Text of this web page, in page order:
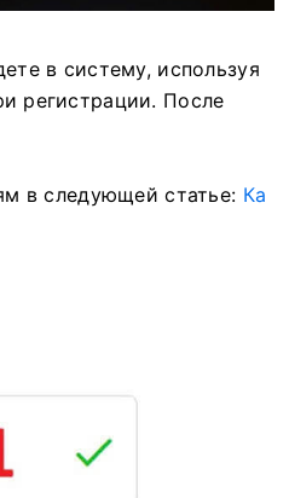
в систему, используя
регистрации. После
в следующей статье: Ка